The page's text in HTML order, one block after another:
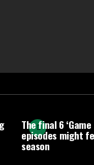
The final 6
episodes might
season